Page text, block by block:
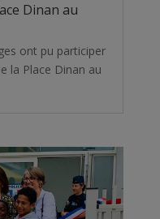
Dinan au
ont pu participer
la Place Dinan au